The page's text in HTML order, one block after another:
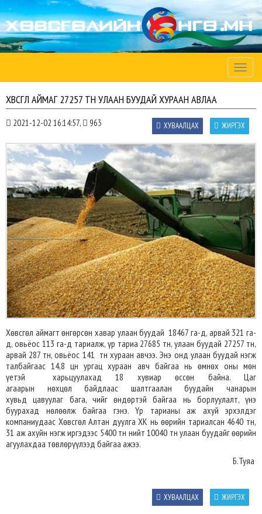
Toggle
ХӨВСГӨЛ АЙМАГ 27257 ТН УЛААН БУУДАЙ ХУРААН АВЛАА
2021-12-02 16:14:57, 963 ЖИРГЭХ
ХУВААЛЦАХ
Хөвсгөл аймагт өнгөрсөн хавар улаан буудай 18467 га-д, арвай 321 га-
д, овьёос 113 га-д тариалж, үр тариа 27685 тн, улаан буудай 27257 тн,
арвай 287 тн, овьёос 141 тн хураан авчээ. Энэ онд улаан буудай нэгж
талбайгаас 14,8 цн ургац хураан авч байгаа нь өмнөх оны мөн
үетэй харьцуулахад 18 хувиар өссөн байна. Цаг
агаарын нөхцөл байдлаас шалтгаалан буудайн чанарын
хувьд цавуулаг бага, чийг өндөртэй байгаа нь борлуулалт, үнэ
буурахад нөлөөлж байгаа гэнэ. Үр тарианы аж ахуй эрхэлдэг
компаниудаас Хөвсгөл Алтан дуулга ХК нь өөрийн тариалсан 4640 тн,
31 аж ахуйн нэгж иргэдээс 5400 тн нийт 10040 тн улаан буудайг өөрийн
агуулахдаа төвлөрүүлээд байгаа ажээ.
Б.Туяа
ЖИРГЭХ
ХУВААЛЦАХ